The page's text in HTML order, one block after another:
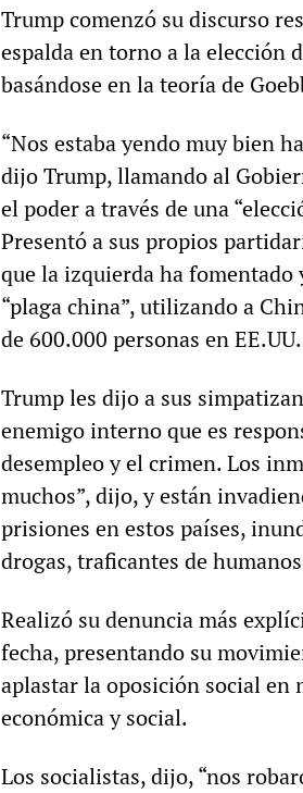
Trump comenzó su discurso
espalda en torno a la elección
basándose en la teoría de
“Nos estaba yendo muy bien
dijo Trump, llamando al
el poder a través de una
Presentó a sus propios
que la izquierda ha fomentado
“plaga china”, utilizando a
de 600.000 personas en EE.UU.
Trump les dijo a sus
enemigo interno que es
desempleo y el crimen. Los
muchos”, dijo, y están
prisiones en estos países,
drogas, traficantes de
Realizó su denuncia más
fecha, presentando su
aplastar la oposición social en
económica y social.
Los socialistas, dijo, “nos